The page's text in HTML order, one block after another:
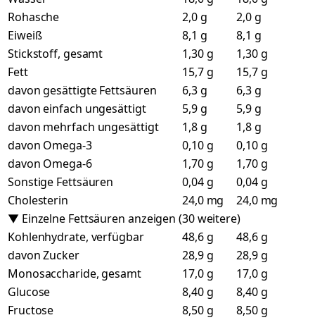
Rohasche
2,0 g
2,0 g
Eiweiß
8,1 g
8,1 g
Stickstoff, gesamt
1,30 g
1,30 g
Fett
15,7 g
15,7 g
davon gesättigte Fettsäuren
6,3 g
6,3 g
davon einfach ungesättigt
5,9 g
5,9 g
davon mehrfach ungesättigt
1,8 g
1,8 g
davon Omega-3
0,10 g
0,10 g
davon Omega-6
1,70 g
1,70 g
Sonstige Fettsäuren
0,04 g
0,04 g
Cholesterin
24,0 mg
24,0 mg
▼ Einzelne Fettsäuren anzeigen (30 weitere)
Kohlenhydrate, verfügbar
48,6 g
48,6 g
davon Zucker
28,9 g
28,9 g
Monosaccharide, gesamt
17,0 g
17,0 g
Glucose
8,40 g
8,40 g
Fructose
8,50 g
8,50 g